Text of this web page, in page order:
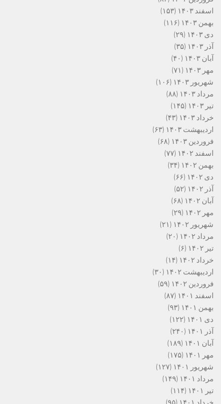
اسفند ۱۴۰۳
(۱۵۳)
بهمن ۱۴۰۳
(۱۱۶)
دی ۱۴۰۳
(۲۹)
آذر ۱۴۰۳
(۳۵)
آبان ۱۴۰۳
(۴۰)
مهر ۱۴۰۳
(۷۱)
شهریور ۱۴۰۳
(۱۰۶)
مرداد ۱۴۰۳
(۸۸)
تیر ۱۴۰۳
(۱۴۵)
خرداد ۱۴۰۳
(۴۳)
اردیبهشت ۱۴۰۳
(۶۳)
فروردین ۱۴۰۳
(۶۸)
اسفند ۱۴۰۲
(۷۷)
بهمن ۱۴۰۲
(۳۴)
دی ۱۴۰۲
(۶۶)
آذر ۱۴۰۲
(۵۲)
آبان ۱۴۰۲
(۶۸)
مهر ۱۴۰۲
(۲۹)
شهریور ۱۴۰۲
(۲۱)
مرداد ۱۴۰۲
(۲۰)
تیر ۱۴۰۲
(۶)
خرداد ۱۴۰۲
(۱۴)
اردیبهشت ۱۴۰۲
(۳۰)
فروردین ۱۴۰۲
(۵۹)
اسفند ۱۴۰۱
(۸۷)
بهمن ۱۴۰۱
(۹۳)
دی ۱۴۰۱
(۱۲۲)
آذر ۱۴۰۱
(۲۴۰)
آبان ۱۴۰۱
(۱۸۹)
مهر ۱۴۰۱
(۱۷۵)
شهریور ۱۴۰۱
(۱۲۷)
مرداد ۱۴۰۱
(۱۴۹)
تیر ۱۴۰۱
(۱۱۴)